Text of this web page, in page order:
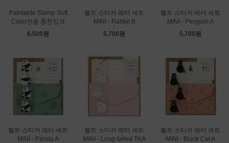
Paintable Stamp Soft
Color전용 충전잉크
6,500원
펠트 스티커 레터 세트
MINI - Rabbit B
5,700원
펠트 스티커 레터 세트
MINI - Penguin A
5,700원
펠트 스티커 레터 세트
MINI - Panda A
펠트 스티커 레터 세트
MINI - Long-tailed Tit A
펠트 스티커 레터 세트
MINI - Black Cat A